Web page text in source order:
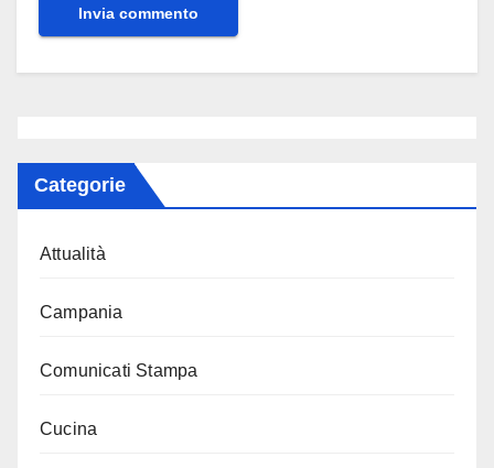
Categorie
Attualità
Campania
Comunicati Stampa
Cucina